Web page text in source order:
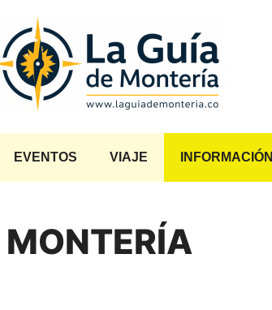
EVENTOS VIAJE INFORMACIÓN
MONTERÍA